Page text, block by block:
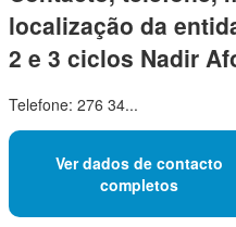
localização da
2 e 3 ciclos Nadir
Telefone: 276 34...
Ver dados de contacto
completos